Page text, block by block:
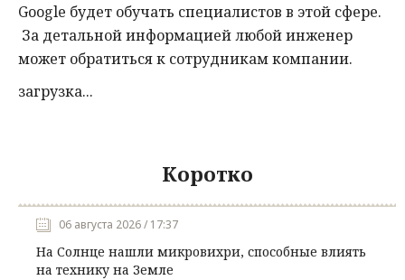
Google будет обучать специалистов в этой сфере.
За детальной информацией любой инженер
может обратиться к сотрудникам компании.
загрузка...
Коротко
06 августа 2026 / 17:37
На Солнце нашли микровихри, способные влиять
на технику на Земле